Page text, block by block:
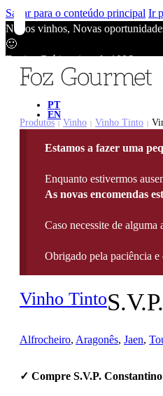
Saltar para o conteúdo principal Ir
Novos vinhos, Novas
🙂
Envios Grátis acima de 100€
Envios Grátis acima de 100€
Novos vinhos, Novas
Envios Grátis acima de 100€
PT
EN
Produtos | Vinho | Vinho Tinto |
Estamos a fazer uma
Enquanto estivermos
As novas encomendas
Caso necessite de
Obrigado pela paciência e
Vinho Tinto
Alfrocheiro, Aragonês, Jaen,
✓ Compre S.V.P.